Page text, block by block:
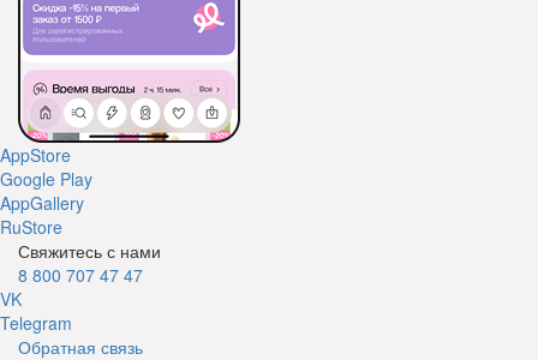
AppStore
Google Play
AppGallery
RuStore
Свяжитесь с нами
8 800 707 47 47
VK
Telegram
Обратная связь